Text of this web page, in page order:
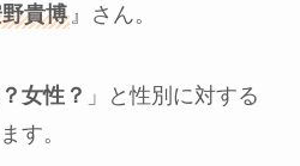
貴博』さん。
女性？ 」と性別に対する
す。